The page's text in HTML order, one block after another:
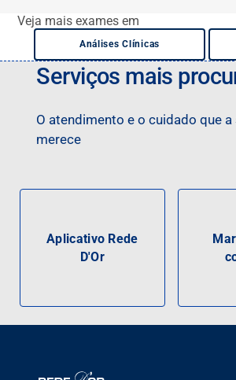
Veja mais exames em
Análises Clínicas
Serviços mais
O atendimento e o cuidado que
merece
Aplicativo Rede
D'Or